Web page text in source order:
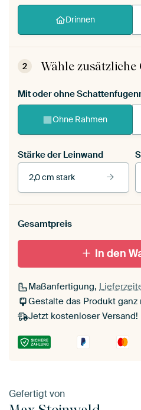
Drinnen
2 Wähle zusätzliche
Mit oder ohne
Ohne Rahmen
Stärke der Leinwand
2,0 cm stark
Mit Schattenfugenrahmen,
schwarz
Leinwand für
Gesamtpreis
In den
Maßanfertigung,
Gestalte das Produkt
Jetzt kostenloser Versand!
Gefertigt von